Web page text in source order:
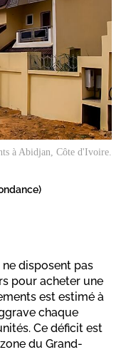
à Abidjan, Côte d'Ivoire.
disposent pas
pour acheter une
est estimé à
chaque
Ce déficit est
du Grand-